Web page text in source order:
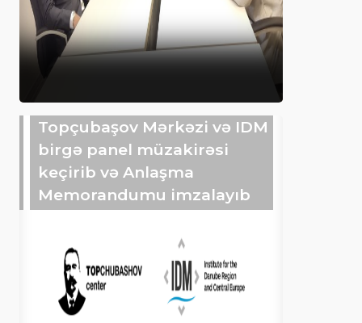
Topçubaşov Mərkəzi və IDM
birgə panel müzakirəsi
keçirib və Anlaşma
Memorandumu imzalayıb